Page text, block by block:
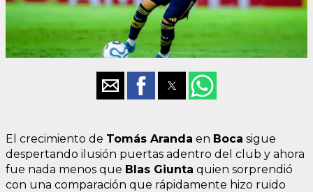
El crecimiento de Tomás Aranda en Boca sigue
despertando ilusión puertas adentro del club y ahora
fue nada menos que Blas Giunta quien sorprendió
con una comparación que rápidamente hizo ruido